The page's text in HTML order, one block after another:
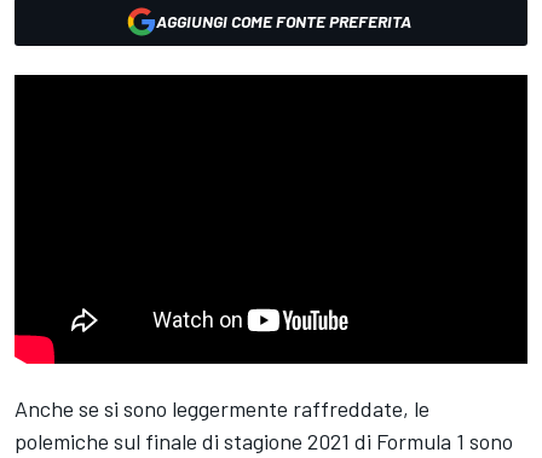
AGGIUNGI COME FONTE PREFERITA
Anche se si sono leggermente raffreddate, le
polemiche sul finale di stagione 2021 di Formula 1 sono